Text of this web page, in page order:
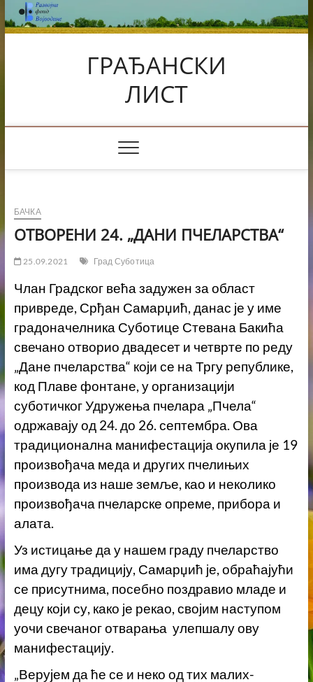
Skip
to
content
ГРАЂАНСКИ
ЛИСТ
БАЧКА
ОТВОРЕНИ 24. „ДАНИ ПЧЕЛАРСТВА“
25.09.2021 Град Суботица
Члан Градског већа задужен за област
привреде, Срђан Самарџић, данас је у име
градоначелника Суботице Стевана Бакића
свечано отворио двадесет и четврте по реду
„Дане пчеларства“ који се на Тргу републике,
код Плаве фонтане, у организацији
суботичког Удружења пчелара „Пчела“
одржавају од 24. до 26. септембра. Ова
традиционална манифестација окупила је 19
произвођача меда и других пчелињих
производа из наше земље, као и неколико
произвођача пчеларске опреме, прибора и
алата.
Уз истицање да у нашем граду пчеларство
има дугу традицију, Самарџић је, обраћајући
се присутнима, посебно поздравио младе и
децу који су, како је рекао, својим наступом
уочи свечаног отварања улепшалу ову
манифестацију.
„Верујем да ће се и неко од тих малих-